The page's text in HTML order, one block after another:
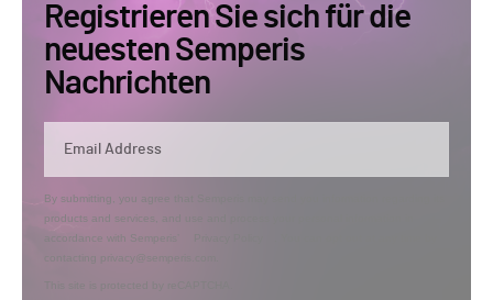
Registrieren Sie sich für die
neuesten Semperis
Nachrichten
By submitting, you agree that Semperis may send you information regarding its
products and services, and use and process your personal information in
accordance with Semperis’
contacting privacy@semperis.com.